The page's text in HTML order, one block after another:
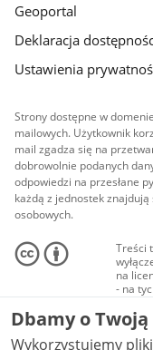
Geoportal
Deklaracja
Ustawienia
Strony dostępne w
mailowych. Użytkownik
mail zgadza się na
dobrowolnie podanych
odpowiedzi na przesłane
każdą z jednostek
osobowych.
Treści
na
- na
audio i
Dbamy o
Wykorzystujemy